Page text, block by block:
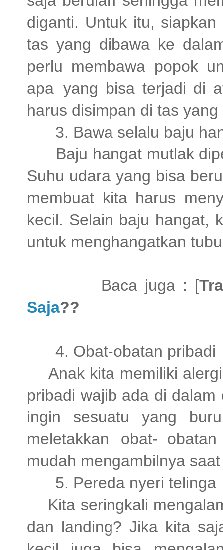
diganti. Untuk itu,
tas yang dibawa ke
perlu membawa popok
apa yang bisa terjadi di
harus disimpan di tas
3. Bawa selalu baju
Baju hangat mutlak
Suhu udara yang bisa
membuat kita harus
kecil. Selain baju hangat,
untuk menghangatkan
Baca juga : [
Saja??
4. Obat-obatan
Anak kita memiliki
pribadi wajib ada di
ingin sesuatu yang
meletakkan obat-
mudah mengambilnya
5. Pereda nyeri telinga
Kita seringkali
dan landing? Jika kita